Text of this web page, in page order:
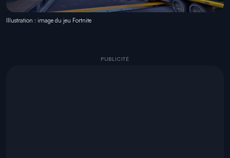
Illustration : image du jeu Fortnite